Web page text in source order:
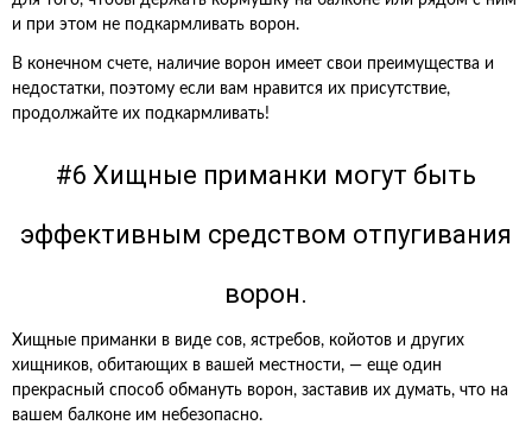
и при этом не подкармливать ворон.
В конечном счете, наличие ворон имеет свои преимущества и
недостатки, поэтому если вам нравится их присутствие,
продолжайте их подкармливать!
#6 Хищные приманки могут быть
эффективным средством отпугивания
ворон.
Хищные приманки в виде сов, ястребов, койотов и других
хищников, обитающих в вашей местности, — еще один
прекрасный способ обмануть ворон, заставив их думать, что на
вашем балконе им небезопасно.